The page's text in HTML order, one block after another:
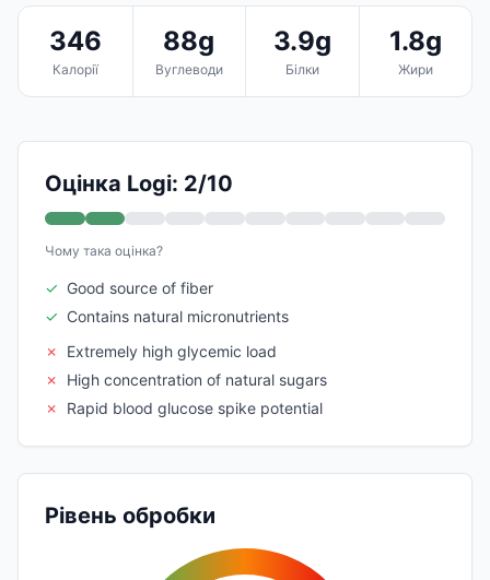
346
Калорії
88g
Вуглеводи
3.9g
Білки
1.8g
Жири
Оцінка Logi: 2/10
Чому така оцінка?
✓ Good source of fiber
✓ Contains natural micronutrients
✗
Extremely high glycemic load
✗
High concentration of natural sugars
✗
Rapid blood glucose spike potential
Рівень обробки